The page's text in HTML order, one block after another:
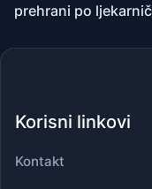
prehrani po
Korisni linkovi
Kontakt